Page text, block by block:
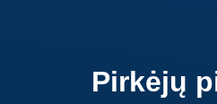
Pirkėjų